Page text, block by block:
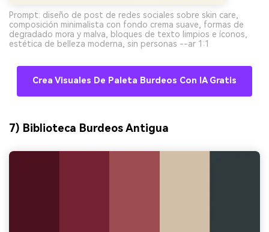
Prompt: diseño de post de redes sociales sobre skin care,
composición minimalista con fondo crema suave, formas de
degradado mora y malva, bloques de texto limpios e íconos,
estética de belleza moderna, sin personas --ar 1:1
Crea Visuales De Paleta Burdeos Con IA Gratis
7) Biblioteca Burdeos Antigua